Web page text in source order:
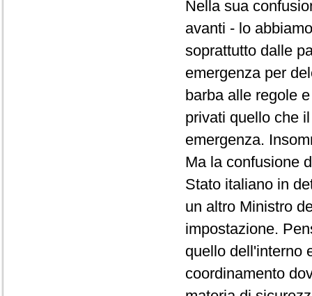
Nella sua
avanti - lo
soprattutto dalle
emergenza per
barba alle regole
privati quello che
emergenza.
Ma la confusione
Stato italiano in
un altro Ministro
impostazione.
quello dell'interno
coordinamento